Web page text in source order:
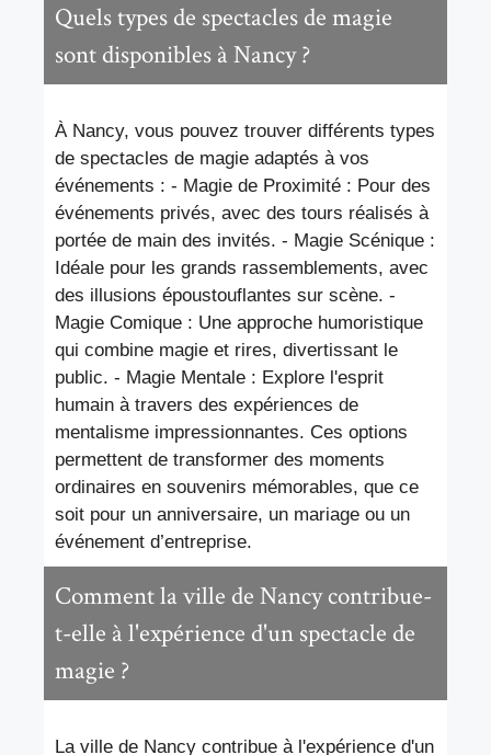
Quels types de spectacles de magie
sont disponibles à Nancy ?
À Nancy, vous pouvez trouver différents types
de spectacles de magie adaptés à vos
événements : - Magie de Proximité : Pour des
événements privés, avec des tours réalisés à
portée de main des invités. - Magie Scénique :
Idéale pour les grands rassemblements, avec
des illusions époustouflantes sur scène. -
Magie Comique : Une approche humoristique
qui combine magie et rires, divertissant le
public. - Magie Mentale : Explore l'esprit
humain à travers des expériences de
mentalisme impressionnantes. Ces options
permettent de transformer des moments
ordinaires en souvenirs mémorables, que ce
soit pour un anniversaire, un mariage ou un
événement d’entreprise.
Comment la ville de Nancy contribue-
t-elle à l'expérience d'un spectacle de
magie ?
La ville de Nancy contribue à l'expérience d'un